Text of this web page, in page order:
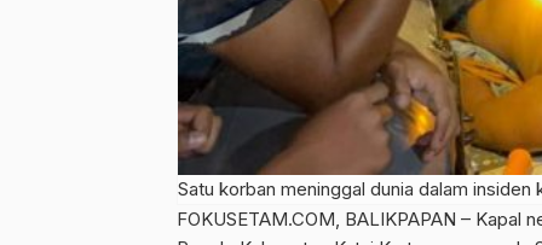
Satu korban meninggal dunia dalam
FOKUSETAM.COM, BALIKPAPAN – Kapal